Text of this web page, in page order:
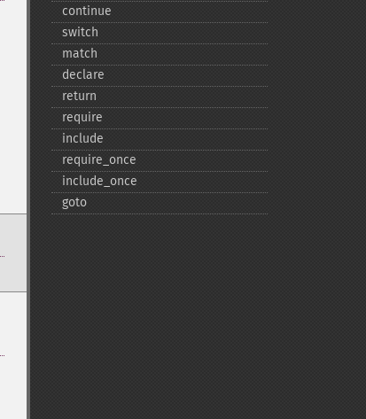
continue
switch
match
declare
return
require
include
require_​once
include_​once
goto